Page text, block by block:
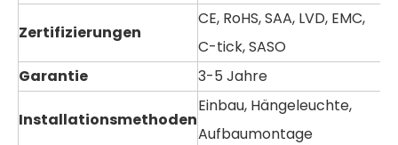
Zertifizierungen
CE, RoHS, SAA, LVD, EMC,
C-tick, SASO
Garantie
3-5 Jahre
Installationsmethoden
Einbau, Hängeleuchte,
Aufbaumontage